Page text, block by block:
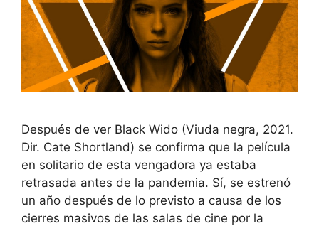
Después de ver Black Wido (Viuda negra, 2021.
Dir. Cate Shortland) se confirma que la película
en solitario de esta vengadora ya estaba
retrasada antes de la pandemia. Sí, se estrenó
un año después de lo previsto a causa de los
cierres masivos de las salas de cine por la